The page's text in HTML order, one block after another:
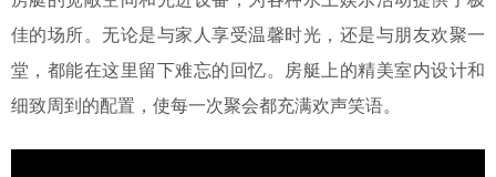
佳的场所。无论是与家人享受温馨时光，还是与朋友欢聚一
堂，都能在这里留下难忘的回忆。房艇上的精美室内设计和
细致周到的配置，使每一次聚会都充满欢声笑语。